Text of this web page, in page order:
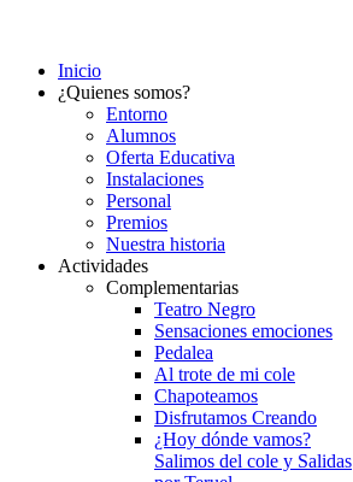
Inicio
¿Quienes somos?
Entorno
Alumnos
Oferta Educativa
Instalaciones
Personal
Premios
Nuestra historia
Actividades
Complementarias
Teatro Negro
Sensaciones emociones
Pedalea
Al trote de mi cole
Chapoteamos
Disfrutamos Creando
¿Hoy dónde vamos?
Salimos del cole y Salidas